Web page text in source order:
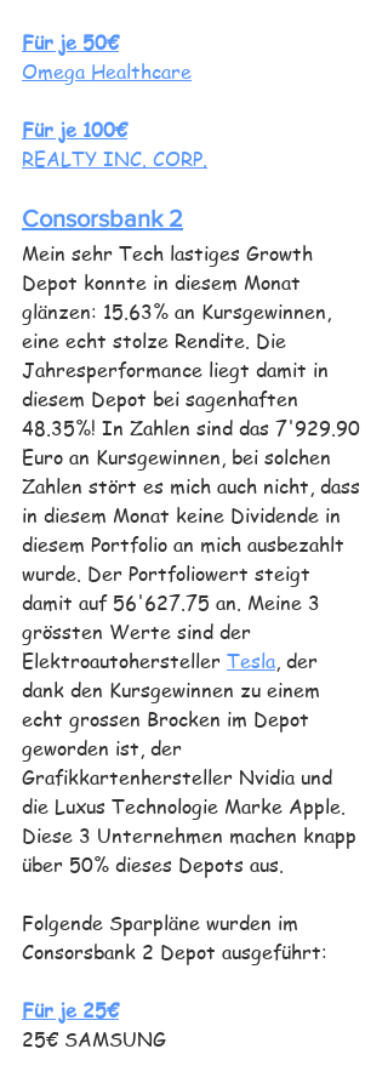
Für je 50€
Omega Healthcare
Für je 100€
REALTY INC. CORP.
Consorsbank 2
Mein sehr Tech lastiges Growth
Depot konnte in diesem Monat
glänzen: 15.63% an Kursgewinnen,
eine echt stolze Rendite. Die
Jahresperformance liegt damit in
diesem Depot bei sagenhaften
48.35%! In Zahlen sind das 7'929.90
Euro an Kursgewinnen, bei solchen
Zahlen stört es mich auch nicht, dass
in diesem Monat keine Dividende in
diesem Portfolio an mich ausbezahlt
wurde. Der Portfoliowert steigt
damit auf 56'627.75 an. Meine 3
grössten Werte sind der
Elektroautohersteller Tesla, der
dank den Kursgewinnen zu einem
echt grossen Brocken im Depot
geworden ist, der
Grafikkartenhersteller Nvidia und
die Luxus Technologie Marke Apple.
Diese 3 Unternehmen machen knapp
über 50% dieses Depots aus.
Folgende Sparpläne wurden im
Consorsbank 2 Depot ausgeführt:
Für je 25€
25€ SAMSUNG